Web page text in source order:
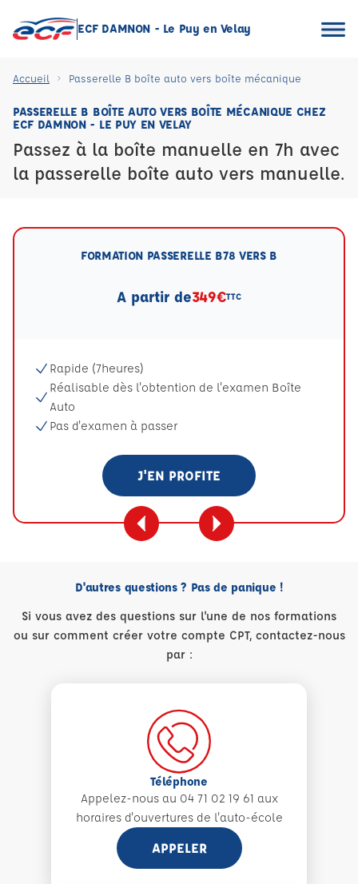
ECF DAMNON - Le Puy en Velay
Accueil Passerelle B boîte auto vers boîte mécanique
PASSERELLE B BOÎTE AUTO VERS BOÎTE MÉCANIQUE CHEZ
ECF DAMNON - LE PUY EN VELAY
Passez à la boîte manuelle en 7h avec
la passerelle boîte auto vers manuelle.
FORMATION PASSERELLE B78 VERS B
A partir de349€TTC
Rapide (7heures)
Réalisable dès l'obtention de l'examen Boîte
Auto
Pas d'examen à passer
J'EN PROFITE
D'autres questions ? Pas de panique !
Si vous avez des questions sur l'une de nos formations
ou sur comment créer votre compte CPT, contactez-nous
par :
Téléphone
Appelez-nous au 04 71 02 19 61 aux
horaires d'ouvertures de l'auto-école
APPELER